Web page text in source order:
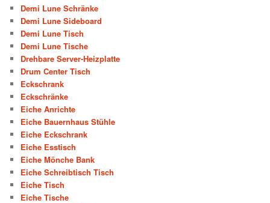
Demi Lune Schränke
Demi Lune Sideboard
Demi Lune Tisch
Demi Lune Tische
Drehbare Server-Heizplatte
Drum Center Tisch
Eckschrank
Eckschränke
Eiche Anrichte
Eiche Bauernhaus Stühle
Eiche Eckschrank
Eiche Esstisch
Eiche Mönche Bank
Eiche Schreibtisch Tisch
Eiche Tisch
Eiche Tische